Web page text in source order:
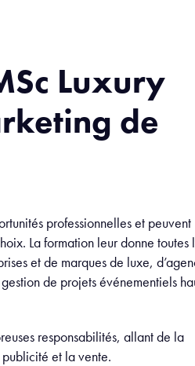
Luxury
de
professionnelles et peuvent
La formation leur donne toutes
et de marques de luxe,
de projets événementiels
responsabilités, allant de la
et la vente.